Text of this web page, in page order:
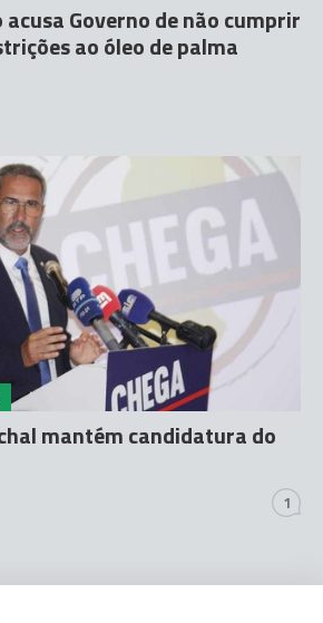
Governo de não cumprir
ao óleo de palma
mantém candidatura do
1